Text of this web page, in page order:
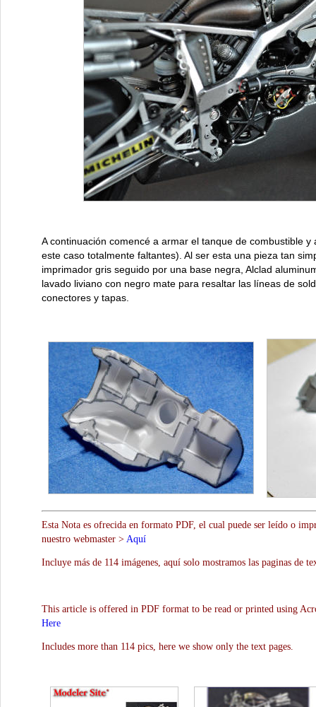
A continuación comencé a armar el tanque de combustible
este caso totalmente faltantes). Al ser esta una pieza tan
imprimador gris seguido por una base negra, Alclad
lavado liviano con negro mate para resaltar las líneas de
conectores y tapas.
Esta Nota es ofrecida en formato PDF, el cual puede ser leído o
nuestro webmaster > Aquí
Incluye más de 114 imágenes, aquí solo mostramos las paginas de
This article is offered in PDF format to be read or printed using
Here
Includes more than 114 pics, here we show only the text pages.